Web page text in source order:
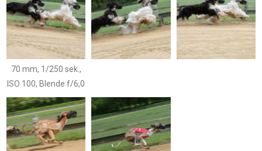
70 mm, 1/250 sek.,
ISO 100, Blende f/6,0